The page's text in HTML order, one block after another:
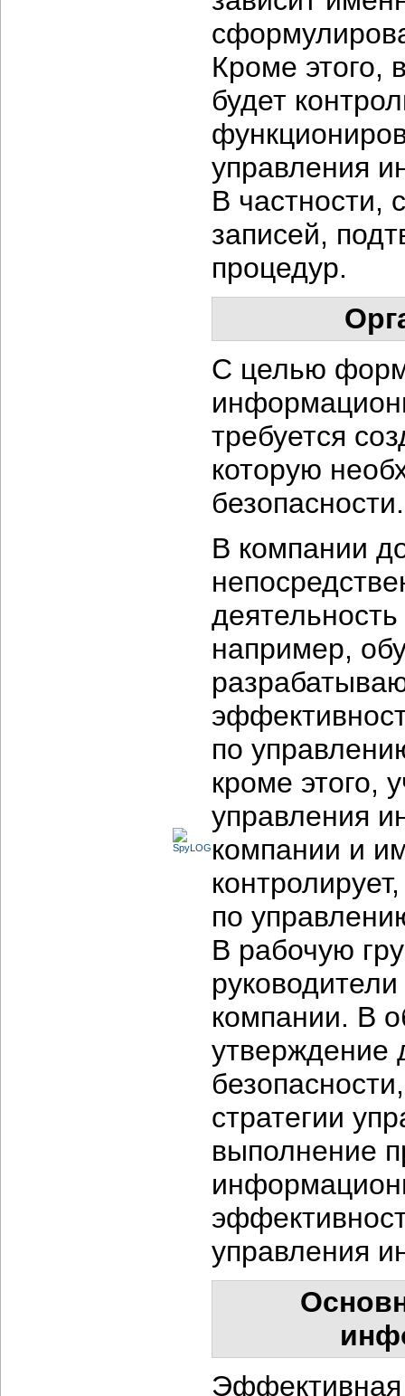
Кроме этого,
будет
управления
В частности,
записей,
процедур.
С целью
требуется
которую
безопасности.
В компании
например,
по
кроме этого,
управления
компании и
по
В рабочую
компании. В
утверждение
стратегии
выполнение
управления
Эффективная